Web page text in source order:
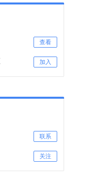
查看
加入
联系
关注